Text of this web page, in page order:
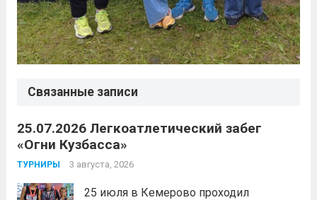
Связанные записи
25.07.2026 Легкоатлетический забег
«Огни Кузбасса»
ТУРНИРЫ 3 августа, 2026
25 июля в Кемерово проходил